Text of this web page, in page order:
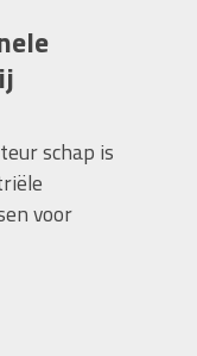
schap is
voor